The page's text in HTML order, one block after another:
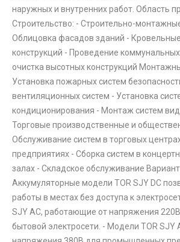
наружных и внутренних работ. Область
Строительство: - Строительно-
Облицовка фасадов зданий -
конструкций - Проведение
очистка высотных конструкций
Установка пожарных систем
вентиляционных систем - Установка
кондиционирования - Монтаж систем
Торговые производственные и
Обслуживание систем в торговых
предприятиях - Сборка систем в
залах - Складское обслуживание
Аккумуляторные модели TOR SJY DC
работы в местах без доступа к
SJY AC, работающие от напряжения
бытовой электросети. - Модели TOR SJY